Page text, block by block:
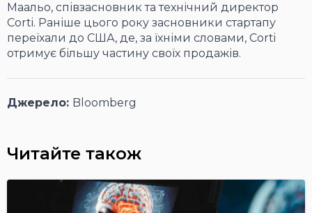
Маальо, співзасновник та технічний директор
Corti. Раніше цього року засновники стартапу
переїхали до США, де, за їхніми словами, Corti
отримує більшу частину своїх продажів.
Джерело: Bloomberg
Читайте також